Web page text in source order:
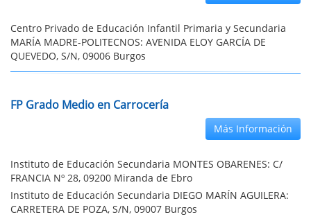
Centro Privado de Educación Infantil Primaria y Secundaria
MARÍA MADRE-POLITECNOS: AVENIDA ELOY GARCÍA DE
QUEVEDO, S/N, 09006 Burgos
FP Grado Medio en Carrocería
Más Información
Instituto de Educación Secundaria MONTES OBARENES: C/
FRANCIA Nº 28, 09200 Miranda de Ebro
Instituto de Educación Secundaria DIEGO MARÍN AGUILERA:
CARRETERA DE POZA, S/N, 09007 Burgos